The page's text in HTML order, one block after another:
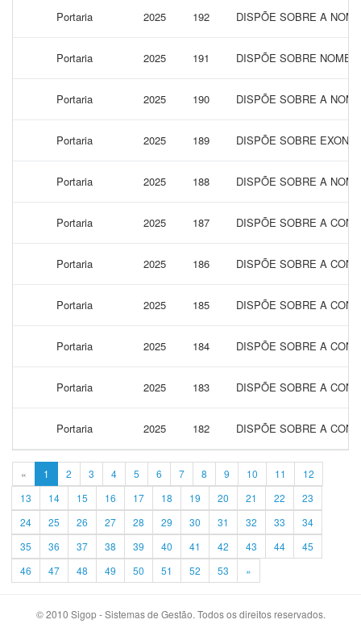
Portaria 2025 192 DISPÕE SOBRE A
Portaria 2025 191 DISPÕE SOBRE
Portaria 2025 190 DISPÕE SOBRE A
Portaria 2025 189 DISPÕE SOBRE
Portaria 2025 188 DISPÕE SOBRE A
Portaria 2025 187 DISPÕE SOBRE A
Portaria 2025 186 DISPÕE SOBRE A
Portaria 2025 185 DISPÕE SOBRE A
Portaria 2025 184 DISPÕE SOBRE A
Portaria 2025 183 DISPÕE SOBRE A
Portaria 2025 182 DISPÕE SOBRE A
« 1 2 3 4 5 6 7 8 9 10 11
12
13
14 15 16 17 18 19 20 21 22
23
24
25 26 27 28 29 30 31 32 33
34
35
36 37 38 39 40 41 42 43 44
45
46
47 48 49 50 51 52 53 »
© 2010 Sigop - Sistemas de Gestão. Todos os direitos reservados.